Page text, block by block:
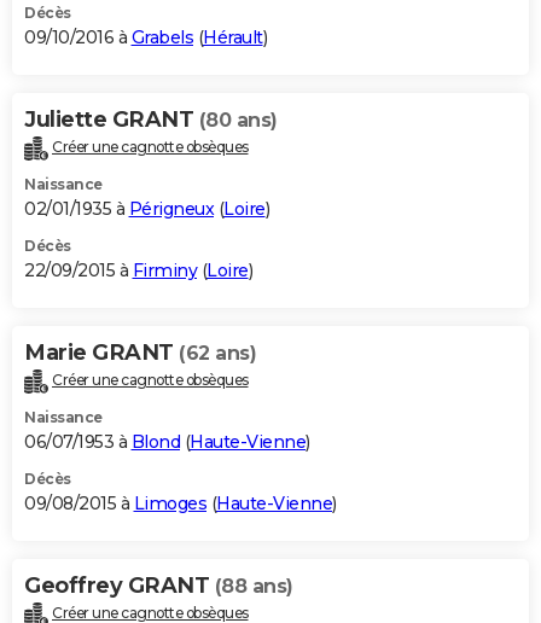
Décès
09/10/2016 à Grabels (Hérault)
Juliette GRANT (80 ans)
Créer une cagnotte obsèques
Naissance
02/01/1935 à Périgneux(Loire)
Décès
22/09/2015 à Firminy(Loire)
Marie GRANT (62 ans)
Créer une cagnotte obsèques
Naissance
06/07/1953 à Blond (Haute-Vienne)
Décès
09/08/2015 à Limoges (Haute-Vienne)
Geoffrey GRANT (88 ans)
Créer une cagnotte obsèques